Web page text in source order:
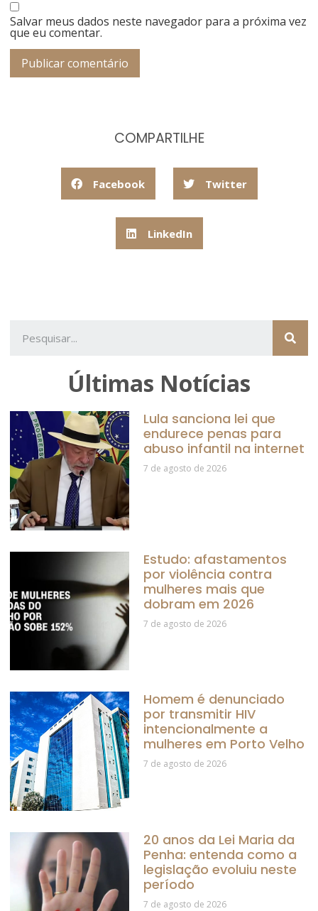
Salvar meus dados neste navegador para a próxima vez
que eu comentar.
COMPARTILHE
Facebook Twitter
LinkedIn
Últimas Notícias
Lula sanciona lei que
endurece penas para
abuso infantil na internet
7 de agosto de 2026
Estudo: afastamentos
por violência contra
mulheres mais que
dobram em 2026
7 de agosto de 2026
Homem é denunciado
por transmitir HIV
intencionalmente a
mulheres em Porto Velho
7 de agosto de 2026
20 anos da Lei Maria da
Penha: entenda como a
legislação evoluiu neste
período
7 de agosto de 2026